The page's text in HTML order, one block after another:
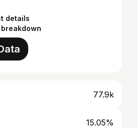
details
77.9k
15.05%